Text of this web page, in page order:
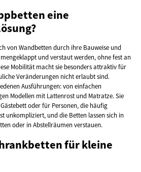
eine
von Wandbetten durch ihre Bauweise und
und verstaut werden, ohne fest an
Mobilität macht sie besonders attraktiv für
Veränderungen nicht erlaubt sind.
Ausführungen: von einfachen
Modellen mit Lattenrost und Matratze. Sie
oder für Personen, die häufig
unkompliziert, und die Betten lassen sich in
oder in Abstellräumen verstauen.
für kleine